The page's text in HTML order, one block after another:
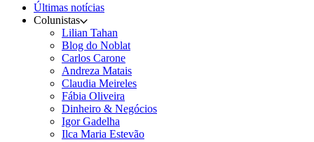
Últimas notícias
Colunistas
Lilian Tahan
Blog do Noblat
Carlos Carone
Andreza Matais
Claudia Meireles
Fábia Oliveira
Dinheiro & Negócios
Igor Gadelha
Ilca Maria Estevão